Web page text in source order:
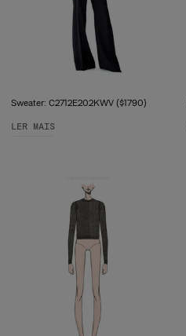
Sweater: C2712E202KWV ($1790)
LER MAIS